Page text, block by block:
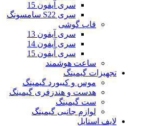
سری آیفون 15
سری S22 سامسونگ
قاب گوشی
سری آیفون 13
سری آیفون 14
سری آیفون 15
ساعت هوشمند
تجهیزات گیمینگ
موس و کیبورد گیمینگ
هدست و هندزفری گیمینگ
ست گیمینگ
لوازم جانبی گیمینگ
لایف استایل